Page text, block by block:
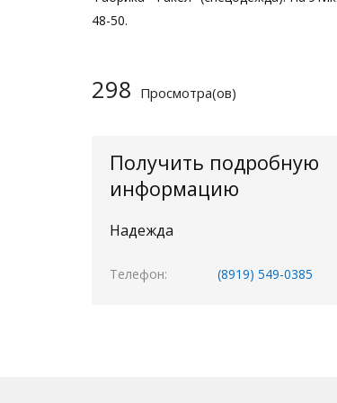
48-50.
298 Просмотра(ов)
Получить подробную
информацию
Надежда
Телефон (8919) 549-0385